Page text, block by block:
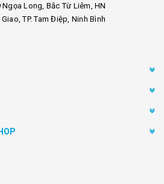
Long, Bắc Từ Liêm, HN
TP. Tam Điệp, Ninh Bình